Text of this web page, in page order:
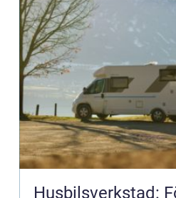
Husbilsverkstad: